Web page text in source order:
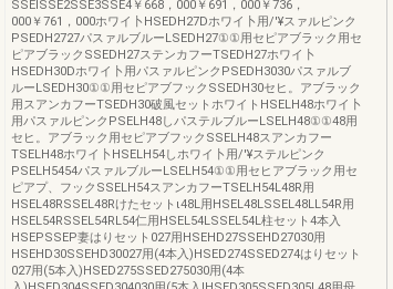
SSEISSE2SSE3SSE4￥668，000￥691，000￥736，
000￥761，000ホワイ卜HSEDH27Dホワイ卜用/'¥スァルピンク
PSEDH2727パスァルブルーLSEDH27①①用セピアブラック用セ
ピアブラックSSEDH27ステンカフーTSEDH27ホワイ卜
HSEDH30Dホワイ卜用パスァルピンクPSEDH3030パスァルブ
ルーLSEDH30①①用セピアブフックSSEDH30セヒ。アブラック
用スアンカフーTSEDH30破風セットホワイトHSELH48ホワイ卜
用パスァルピンクPSELH48しパステルブルーLSELH48①①48用
セヒ。アブラック用セピアブフックSSELH48スアンカフー
TSELH48ホワイ卜HSELH54しホワイ卜用/'¥ステルピンク
PSELH5454パスァルブルーLSELH54①①用セヒアブラック用セ
ピアプ、フックSSELH54スアンカフーTSELH54L48R用
HSEL48RSSEL48Rけたセットι48L用HSEL48LSSEL48LL54R用
HSEL54RSSEL54RL54仁用HSEL54LSSEL54L柱セット4本入
HSEPSSEP妻はりセット027用HSEHD27SSEHD27030用
HSEHD30SSEHD30027用(4本入)HSED274SSED274はりセット
027用(5本入)HSED275SSED275030用(4本